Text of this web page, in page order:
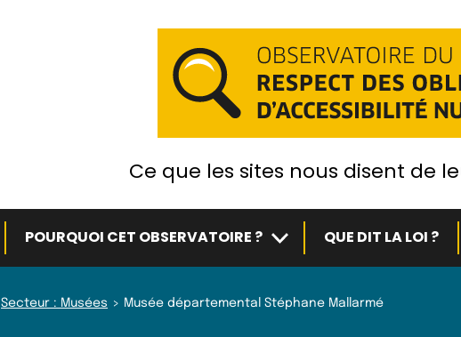
Ce que les sites nous disent de
POURQUOI CET OBSERVATOIRE ? Sous-menuQUE DIT LA LOI ?
Secteur : Musées Musée départemental Stéphane Mallarmé